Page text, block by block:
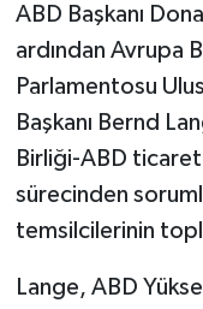
ABD Başkanı
ardından Avrupa
Parlamentosu
Başkanı Bernd
Birliği-ABD ticaret
sürecinden
temsilcilerinin
Lange, ABD